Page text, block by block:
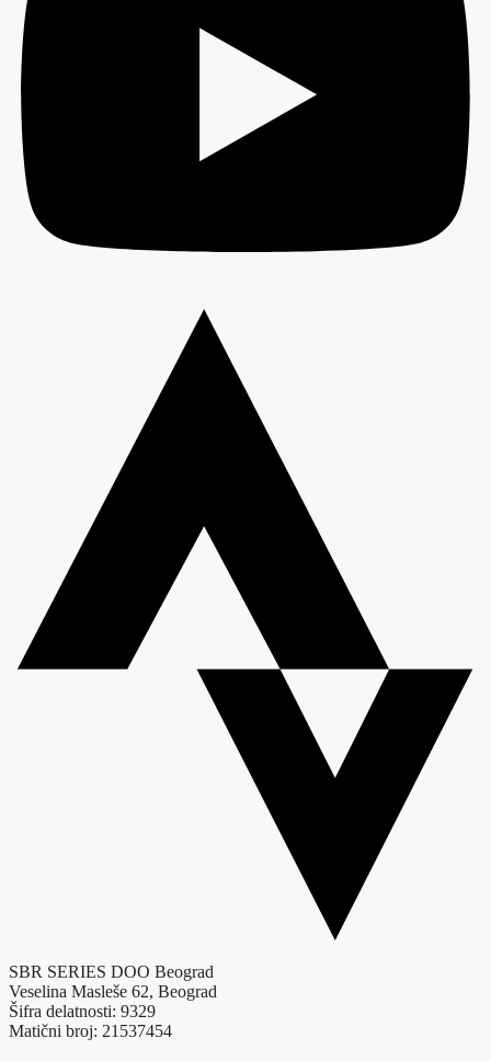
SBR SERIES DOO Beograd
Veselina Masleše 62, Beograd
Šifra delatnosti: 9329
Matični broj: 21537454